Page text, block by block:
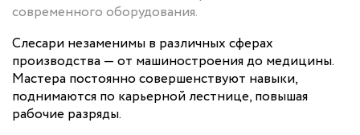
современного оборудования.
Слесари незаменимы в различных сферах
производства — от машиностроения до медицины.
Мастера постоянно совершенствуют навыки,
поднимаются по карьерной лестнице, повышая
рабочие разряды.